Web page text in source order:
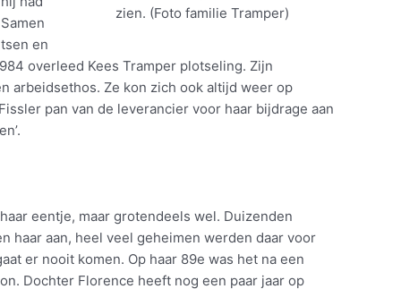
zien. (Foto familie Tramper)
en
overleed Kees Tramper plotseling. Zijn
arbeidsethos. Ze kon zich ook altijd weer op
pan van de leverancier voor haar bijdrage aan
eentje, maar grotendeels wel. Duizenden
haar aan, heel veel geheimen werden daar voor
er nooit komen. Op haar 89e was het na een
Dochter Florence heeft nog een paar jaar op